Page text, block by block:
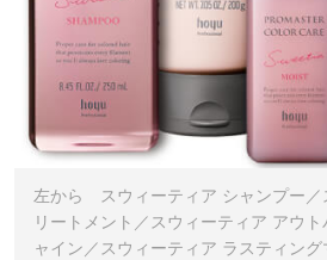
左から スウィーティア シャンプー／
リートメント／スウィーティア アウ
ャイン／スウィーティア ラスティング